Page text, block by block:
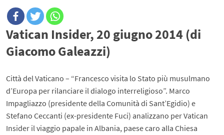
Vatican Insider, 20 giugno 2014 (di
Giacomo Galeazzi)
Città del Vaticano – “Francesco visita lo Stato più musulmano
d’Europa per rilanciare il dialogo interreligioso”. Marco
Impagliazzo (presidente della Comunità di Sant’Egidio) e
Stefano Ceccanti (ex-presidente Fuci) analizzano per Vatican
Insider il viaggio papale in Albania, paese caro alla Chiesa